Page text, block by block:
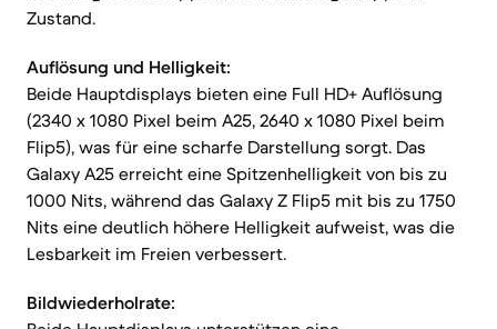
Zustand.
Auflösung und Helligkeit:
Beide Hauptdisplays bieten eine Full HD+ Auflösung
(2340 x 1080 Pixel beim A25, 2640 x 1080 Pixel beim
Flip5), was für eine scharfe Darstellung sorgt. Das
Galaxy A25 erreicht eine Spitzenhelligkeit von bis zu
1000 Nits, während das Galaxy Z Flip5 mit bis zu 1750
Nits eine deutlich höhere Helligkeit aufweist, was die
Lesbarkeit im Freien verbessert.
Bildwiederholrate: